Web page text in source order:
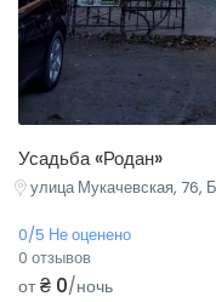
Усадьба «Родан»
улица Мукачевская, 76,
0/5 Не оценено
0 отзывов
от₴ 0/ночь